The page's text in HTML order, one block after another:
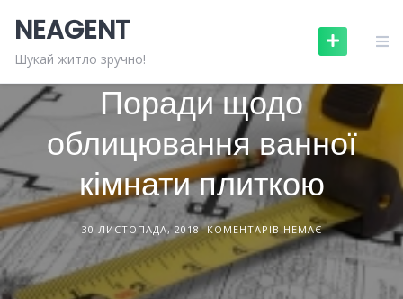
content
NEAGENT
Шукай житло зручно!БУДІВЕЛЬНЕ ОБЛАДНАННЯ
Поради щодо
облицювання ванної
кімнати плиткою
30 ЛИСТОПАДА, 2018 КОМЕНТАРІВ НЕМАЄ